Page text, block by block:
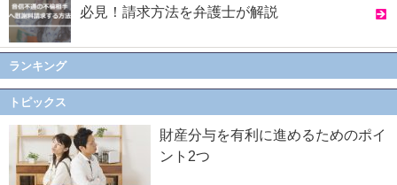
必見！請求方法を弁護士が解説
ランキング
トピックス
財産分与を有利に進めるためのポイ
ント2つ